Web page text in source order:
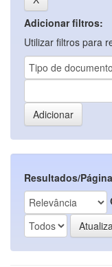
Adicionar filtros:
Utilizar filtros para
Resultados/Página